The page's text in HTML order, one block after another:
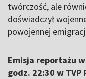
twórczość, ale
doświadczył
powojennej
Emisja reportażu
godz. 22:30 w